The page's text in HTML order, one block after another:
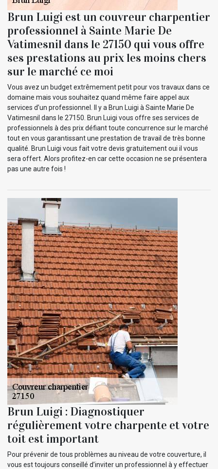
Brun Luigi est un couvreur charpentier
professionnel à Sainte Marie De
Vatimesnil dans le 27150 qui vous offre
ses prestations au prix les moins chers
sur le marché ce moi
Vous avez un budget extrêmement petit pour vos travaux dans ce
domaine mais vous souhaitez quand même faire appel aux
services d’un professionnel. Il y a Brun Luigi à Sainte Marie De
Vatimesnil dans le 27150. Brun Luigi vous offre ses services de
professionnels à des prix défiant toute concurrence sur le marché
tout en vous garantissant une prestation de travail de très bonne
qualité. Brun Luigi vous fait votre devis gratuitement oui il vous
sera offert. Alors profitez-en car cette occasion ne se présentera
pas une autre fois !
Brun Luigi : Diagnostiquer
régulièrement votre charpente et votre
toit est important
Pour prévenir de tous problèmes au niveau de votre couverture, il
vous est toujours conseillé d’inviter un professionnel à y effectuer